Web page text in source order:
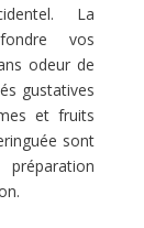
La
vos
odeur de
gustatives
et fruits
sont